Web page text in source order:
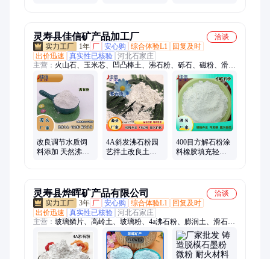
灵寿县佳信矿产品加工厂
洽谈
1年 厂 安心购 综合体验L1
回复及时
出价迅速
真实性已核验 河北石家庄
主营： 火山石、玉米芯、凹凸棒土、沸石粉、砾石、磁粉、滑石
粉、硅藻土、贝壳粉、膨润土、珍珠岩、发酵松树皮
改良调节水质饲
料添加 天然沸石
4A斜发沸石粉园
艺拌土改良土壤
400目方解石粉涂
料橡胶填充轻钙
灵寿县烨晖矿产品有限公司
洽谈
3年 厂 安心购 综合体验L1
回复及时
出价迅速
真实性已核验 河北石家庄
主营： 玻璃鳞片、高岭土、玻璃粉、4a沸石粉、膨润土、滑石
粉、铝矾土、硅灰、萤石粉、沉淀硫酸钡、重钙、轻钙、硅藻
土、珍珠岩、玻璃微珠、重晶石粉、S95矿粉、透明粉、煅烧高
岭土、玻璃砂、云母粉、木炭、硅酸铝粉、长石粉、火山石、贝